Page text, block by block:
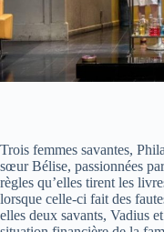
Trois femmes savantes,
sœur Bélise, passionnées
règles qu’elles tirent les
lorsque celle-ci fait des
elles deux savants, Vadius